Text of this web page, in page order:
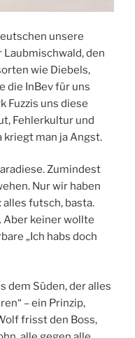
unsere
den
wie Diebels,
die InBev für uns
Fuzzis uns diese
Fehlerkultur und
man ja Angst.
Zumindest
Nur wir haben
alles futsch, basta.
Aber keiner wollte
„Ich habs doch
dem Süden, der alles
– ein Prinzip,
frisst den Boss,